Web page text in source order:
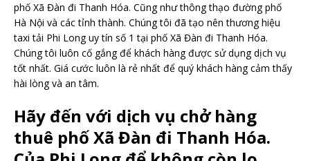
phố Xã Đàn đi Thanh Hóa. Cũng như thông thạo đường phố
Hà Nội và các tỉnh thành. Chúng tôi đã tạo nên thương hiệu
taxi tải Phi Long uy tín số 1 tại phố Xã Đàn đi Thanh Hóa.
Chúng tôi luôn cố gắng để khách hàng được sử dụng dịch vụ
tốt nhất. Giá cước luôn là rẻ nhất để quý khách hàng cảm thấy
hài lòng và an tâm.
Hãy đến với dịch vụ chở hàng
thuê phố Xã Đàn đi Thanh Hóa.